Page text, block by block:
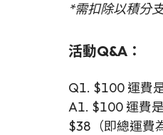
*需扣除以積分
活動Q&A：
Q1. $100 運費
A1. $100 運費
$38（即總運費